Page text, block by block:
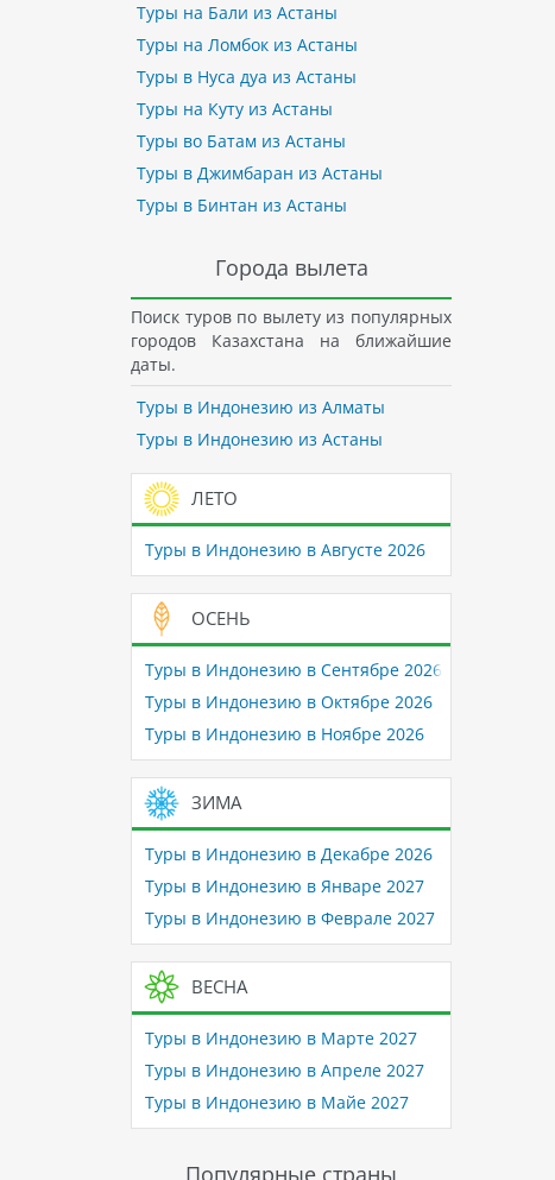
Туры на Бали из Астаны
Туры на Ломбок из Астаны
Туры в Нуса дуа из Астаны
Туры на Куту из Астаны
Туры во Батам из Астаны
Туры в Джимбаран из Астаны
Туры в Бинтан из Астаны
Города вылета
Поиск туров по вылету из популярных
городов Казахстана на ближайшие
даты.
Туры в Индонезию из Алматы
Туры в Индонезию из Астаны
ЛЕТО
Туры в Индонезию в Августе 2026
ОСЕНЬ
Туры в Индонезию в Сентябре 2026
Туры в Индонезию в Октябре 2026
Туры в Индонезию в Ноябре 2026
ЗИМА
Туры в Индонезию в Декабре 2026
Туры в Индонезию в Январе 2027
Туры в Индонезию в Феврале 2027
ВЕСНА
Туры в Индонезию в Марте 2027
Туры в Индонезию в Апреле 2027
Туры в Индонезию в Майе 2027
Популярные страны